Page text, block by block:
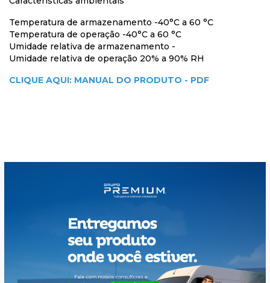
Temperatura de armazenamento -40°C a 60 °C
Temperatura de operação -40°C a 60 °C
Umidade relativa de armazenamento -
Umidade relativa de operação 20% a 90% RH
CLIQUE AQUI: MANUAL DO PRODUTO - PDF